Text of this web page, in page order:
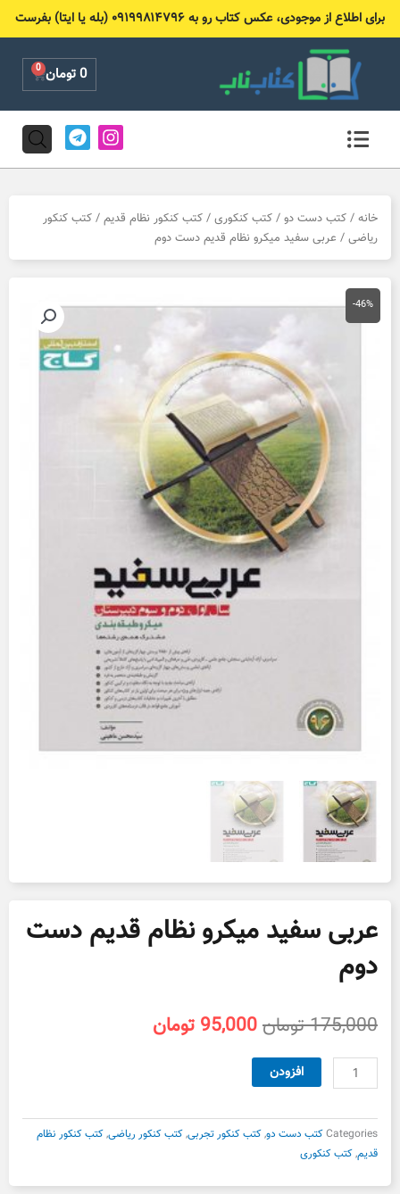
برای اطلاع از موجودی، عکس کتاب رو به ۰۹۱۹۹۸۱۴۷۹۶ (بله یا ایتا) بفرست
0تومان 0
Cart
I
n
s
g
a
T
e
l
r
m
خانه / کتب دست دو / کتب کنکوری / کتب کنکور نظام قدیم / کتب کنکور
ریاضی / عربی سفید میکرو نظام قدیم دست دوم
-46%
عربی سفید میکرو نظام قدیم دست
دوم
175,000تومانقیمت
بود.
95,000 تومان
عربی
سفید
نظام
قدیم
دست
دوم
افزودن
Categoriesکتب دست دو,کتب کنکور تجربی,کتب کنکور ریاضی,کتب کنکور نظام
قدیم,کتب کنکوری